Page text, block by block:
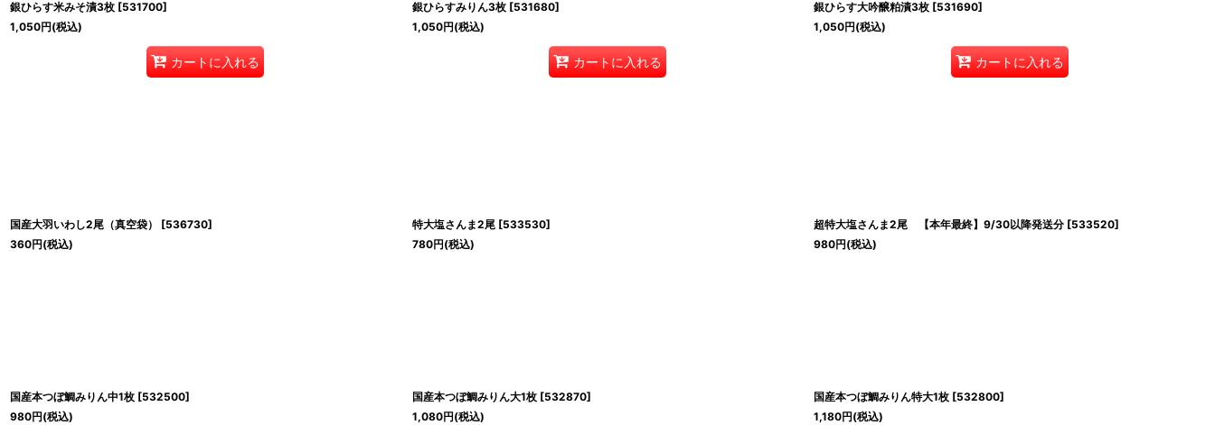
銀ひらす米みそ漬3枚 [531700]
1,050円(税込)
カートに入れる
銀ひらすみりん3枚 [531680]
1,050円(税込)
カートに入れる
銀ひらす大吟醸粕漬3枚 [531690]
1,050円(税込)
カートに入れる
国産大羽いわし2尾（真空袋） [536730]
360円(税込)
特大塩さんま2尾 [533530]
780円(税込)
超特大塩さんま2尾 【本年最終】9/30以降発送分 [533520]
980円(税込)
国産本つぼ鯛みりん中1枚 [532500]
980円(税込)
国産本つぼ鯛みりん大1枚 [532870]
1,080円(税込)
国産本つぼ鯛みりん特大1枚 [532800]
1,180円(税込)